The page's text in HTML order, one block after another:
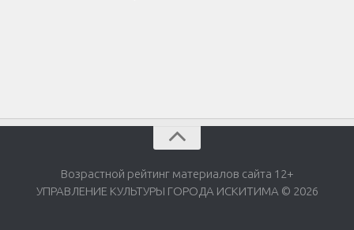
Возрастной рейтинг материалов сайта 12+
УПРАВЛЕНИЕ КУЛЬТУРЫ ГОРОДА ИСКИТИМА © 2026